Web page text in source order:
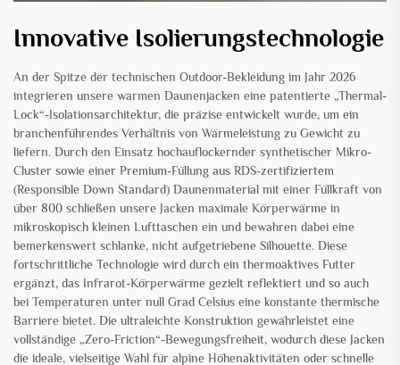
Innovative Isolierungstechnologie
An der Spitze der technischen Outdoor-Bekleidung im Jahr 2026
integrieren unsere warmen Daunenjacken eine patentierte „Thermal-
Lock“-Isolationsarchitektur, die präzise entwickelt wurde, um ein
branchenführendes Verhältnis von Wärmeleistung zu Gewicht zu
liefern. Durch den Einsatz hochauflockernder synthetischer Mikro-
Cluster sowie einer Premium-Füllung aus RDS-zertifiziertem
(Responsible Down Standard) Daunenmaterial mit einer Füllkraft von
über 800 schließen unsere Jacken maximale Körperwärme in
mikroskopisch kleinen Lufttaschen ein und bewahren dabei eine
bemerkenswert schlanke, nicht aufgetriebene Silhouette. Diese
fortschrittliche Technologie wird durch ein thermoaktives Futter
ergänzt, das Infrarot-Körperwärme gezielt reflektiert und so auch
bei Temperaturen unter null Grad Celsius eine konstante thermische
Barriere bietet. Die ultraleichte Konstruktion gewährleistet eine
vollständige „Zero-Friction“-Bewegungsfreiheit, wodurch diese Jacken
die ideale, vielseitige Wahl für alpine Höhenaktivitäten oder schnelle